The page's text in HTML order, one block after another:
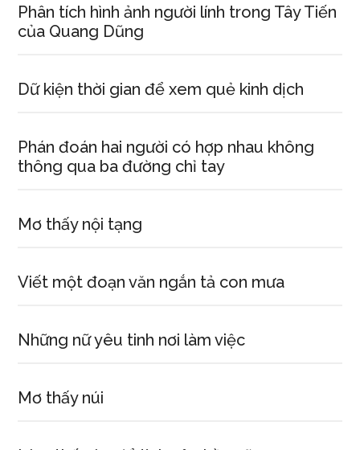
Phân tích hình ảnh người lính trong Tây Tiến
của Quang Dũng
Dữ kiện thời gian để xem quẻ kinh dịch
Phán đoán hai người có hợp nhau không
thông qua ba đường chỉ tay
Mơ thấy nội tạng
Viết một đoạn văn ngắn tả con mưa
Những nữ yêu tinh nơi làm việc
Mơ thấy núi